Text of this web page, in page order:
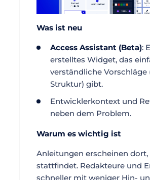
Was ist neu
Access Assistant (Beta):
erstelltes Widget, das
verständliche Vorschläge
Struktur) gibt.
Entwicklerkontext und
neben dem Problem.
Warum es wichtig ist
Anleitungen erscheinen
stattfindet. Redakteure und
schneller mit weniger Hin-